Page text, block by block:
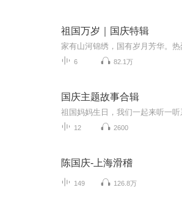
祖国万岁｜国庆特辑
6 82.1万
国庆主题故事合辑
12 2600
陈国庆-上海滑稽
149 126.8万